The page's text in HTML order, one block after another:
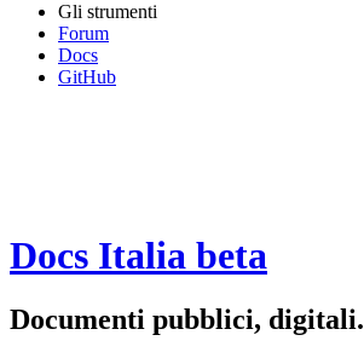
Gli strumenti
Forum
Docs
GitHub
Docs Italia beta
Documenti pubblici, digitali.